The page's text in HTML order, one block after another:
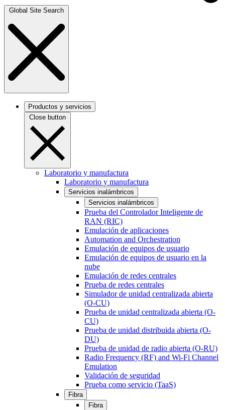
Global Site Search
Productos y servicios
Close button
Laboratorio y manufactura
Laboratorio y manufactura
Servicios inalámbricos
Servicios inalámbricos
Prueba del Controlador Inteligente de
RAN (RIC)
Emulación de aplicaciones
Automation and Orchestration
Emulación de equipos de usuario
Emulación de equipos de usuario en la
nube
Emulación de redes centrales
Prueba de redes centrales
Simulador de unidad centralizada abierta
(O-CU)
Prueba de unidad centralizada abierta (O-
CU)
Prueba de unidad distribuida abierta (O-
DU)
Prueba de unidad de radio abierta (O-RU)
Radio Frequency (RF) and Wi-Fi Channel
Emulation
Validación de seguridad
Prueba como servicio (TaaS)
Fibra
Fibra